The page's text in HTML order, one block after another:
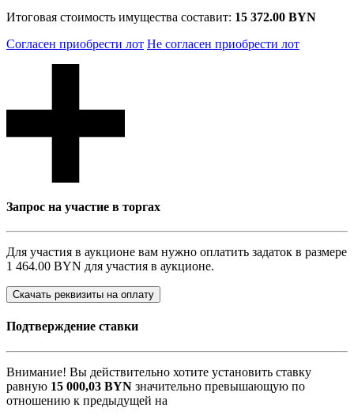
Итоговая стоимость имущества составит: 15 372.00 BYN
Согласен приобрести лот Не согласен приобрести лот
Запрос на участие в торгах
Для участия в аукционе вам нужно оплатить задаток в размере
1 464.00 BYN для участия в аукционе.
Скачать реквизиты на оплату
Подтверждение ставки
Внимание! Вы действительно хотите установить ставку
равную 15 000,03 BYN значительно превышающую по
отношению к предыдущей на